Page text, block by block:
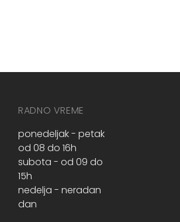
RADNO VREME
ponedeljak - petak
od 08 do 16h
subota - od 09 do
15h
nedelja - neradan
dan